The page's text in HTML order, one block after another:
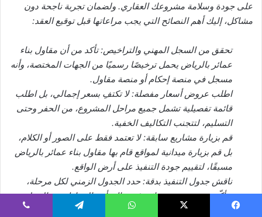
على جودة وسلامة مشروعك العقاري. ولضمان تجربة ناجحة دون
مشاكل، إليك أهم النصائح التي يجب مراعاتها قبل توقيع العقد:
تحقق من السجل المهني والتراخيص: تأكد من أن مقاول بناء
عمائر بالرياض يحمل ترخيصًا رسميًا من الجهات المختصة، وأنه
مسجل في منصة إحكام أو منصة مقاول.
اطلب عروض أسعار مفصلة: لا تكتفِ بسعر إجمالي، بل اطلب
قائمة تفصيلية تشمل جميع مراحل المشروع، من الحفر وحتى
التسليم، لتتجنب التكاليف الخفية.
قم بزيارة مشاريع سابقة: لا تعتمد فقط على الصور أو الكلام،
بل قم بزيارة ميدانية لمواقع قام بها مقاول بناء عمائر بالرياض
مسبقًا، لتقييم جودة التنفيذ على أرض الواقع.
ناقش جدول التنفيذ بدقة: حدد الجدول الزمني لكل مرحلة،
وتأكّد من وجود بند جزائي في حال تأخر المقاول عن التسليم.
اعرف من هو الفريق الفني: اسأل المقاول عن المهندسين